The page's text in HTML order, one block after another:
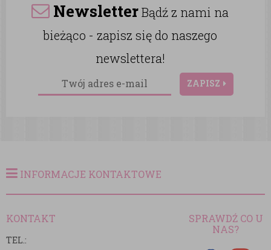
NewsletterBądź z nami na
bieżąco - zapisz się do naszego
newslettera!
ZAPISZ
INFORMACJE KONTAKTOWE
KONTAKT
TEL.:
SPRAWDŹ CO U
NAS?